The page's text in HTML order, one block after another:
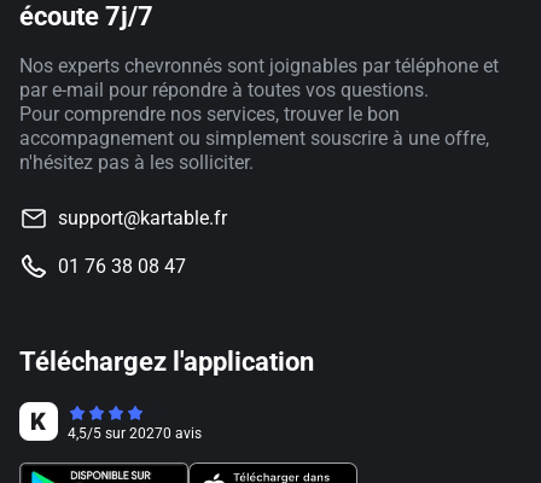
écoute 7j/7
Nos experts chevronnés sont joignables par téléphone et
par e-mail pour répondre à toutes vos questions.
Pour comprendre nos services, trouver le bon
accompagnement ou simplement souscrire à une offre,
n'hésitez pas à les solliciter.
support@kartable.fr
01 76 38 08 47
Téléchargez l'application
4,5/5 sur 20270 avis